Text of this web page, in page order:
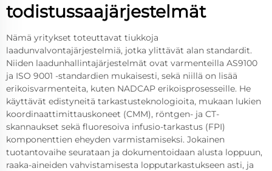
todistussaajärjestelmät
Nämä yritykset toteuttavat tiukkoja
laadunvalvontajärjestelmiä, jotka ylittävät alan standardit.
Niiden laadunhallintajärjestelmät ovat varmenteilla AS9100
ja ISO 9001 -standardien mukaisesti, sekä niillä on lisää
erikoisvarmenteita, kuten NADCAP erikoisprosesseille. He
käyttävät edistyneitä tarkastusteknologioita, mukaan lukien
koordinaattimittauskoneet (CMM), röntgen- ja CT-
skannaukset sekä fluoresoiva infusio-tarkastus (FPI)
komponenttien eheyden varmistamiseksi. Jokainen
tuotantovaihe seurataan ja dokumentoidaan alusta loppuun,
raaka-aineiden vahvistamisesta lopputarkastukseen asti, ja